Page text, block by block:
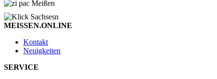
MEISSEN.ONLINE
Kontakt
Neuigkeiten
SERVICE